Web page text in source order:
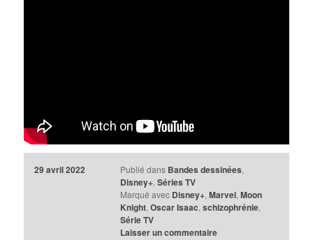
29 avril 2022 Publié dans Bandes dessinées,
Disney+,Séries TV
Marqué avec Disney+,Marvel,Moon
Knight,Oscar Isaac,schizophrénie,
Série TV
Laisser un commentaire